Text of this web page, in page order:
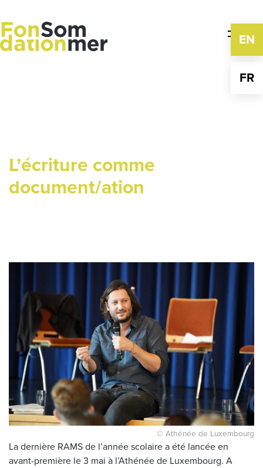
to
content
EN
FR
L’écriture comme
document/ation
© Athénée de Luxembourg
La dernière RAMS de l’année scolaire a été lancée en
avant-première le 3 mai à l’Athénée de Luxembourg. A